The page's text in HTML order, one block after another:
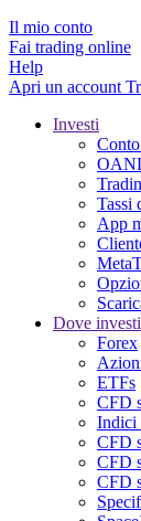
Il mio conto
Fai trading online
Help
Apri un account
Investi
Tassi
App
Dove
Forex
ETFs
CFD
Indici
CFD
CFD
CFD